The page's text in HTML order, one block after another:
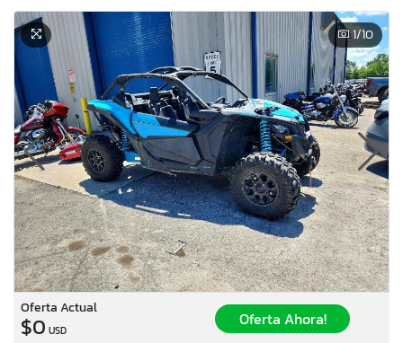
1/10
Oferta Actual
$0 USD
Oferta Ahora!